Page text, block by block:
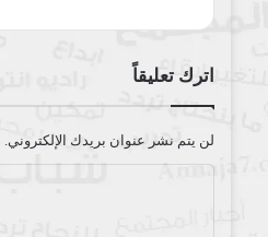
اترك تعليقاً
لن يتم نشر عنوان بريدك الإلكتروني.